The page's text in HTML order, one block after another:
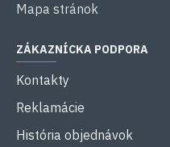
Mapa stránok
ZÁKAZNÍCKA PODPORA
Kontakty
Reklamácie
História objednávok